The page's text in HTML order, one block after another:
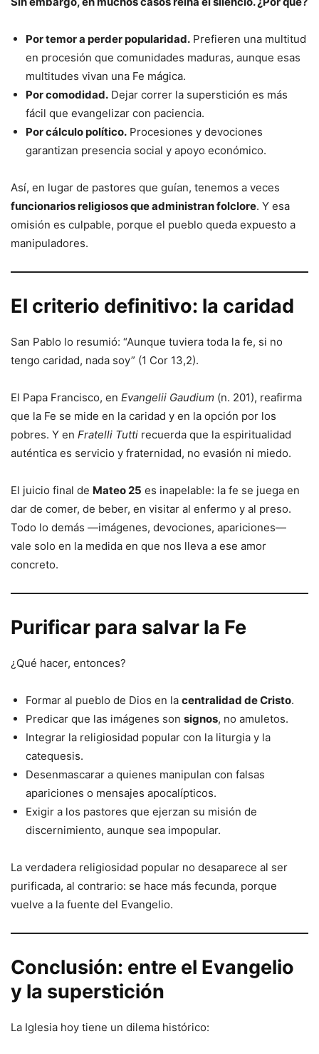
Por temor a perder popularidad. Prefieren una multitud
en procesión que comunidades maduras, aunque esas
multitudes vivan una Fe mágica.
Por comodidad. Dejar correr la superstición es más
fácil que evangelizar con paciencia.
Por cálculo político. Procesiones y devociones
garantizan presencia social y apoyo económico.
Así, en lugar de pastores que guían, tenemos a veces
funcionarios religiosos que administran folclore. Y esa
omisión es culpable, porque el pueblo queda expuesto a
manipuladores.
El criterio definitivo: la caridad
San Pablo lo resumió: “Aunque tuviera toda la fe, si no
tengo caridad, nada soy” (1 Cor 13,2).
El Papa Francisco, en Evangelii Gaudium (n. 201), reafirma
que la Fe se mide en la caridad y en la opción por los
pobres. Y en Fratelli Tutti recuerda que la espiritualidad
auténtica es servicio y fraternidad, no evasión ni miedo.
El juicio final de Mateo 25 es inapelable: la fe se juega en
dar de comer, de beber, en visitar al enfermo y al preso.
Todo lo demás —imágenes, devociones, apariciones—
vale solo en la medida en que nos lleva a ese amor
concreto.
Purificar para salvar la Fe
¿Qué hacer, entonces?
Formar al pueblo de Dios en la centralidad de Cristo.
Predicar que las imágenes son signos, no amuletos.
Integrar la religiosidad popular con la liturgia y la
catequesis.
Desenmascarar a quienes manipulan con falsas
apariciones o mensajes apocalípticos.
Exigir a los pastores que ejerzan su misión de
discernimiento, aunque sea impopular.
La verdadera religiosidad popular no desaparece al ser
purificada, al contrario: se hace más fecunda, porque
vuelve a la fuente del Evangelio.
Conclusión: entre el Evangelio
y la superstición
La Iglesia hoy tiene un dilema histórico: